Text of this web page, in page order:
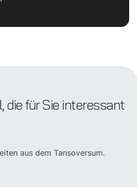
die für Sie interessant
aus dem Tansoversum.